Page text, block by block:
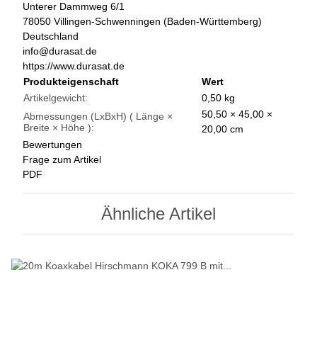
Unterer Dammweg 6/1
78050 Villingen-Schwenningen (Baden-Württemberg)
Deutschland
info@durasat.de
https://www.durasat.de
Produkteigenschaft
Wert
Artikelgewicht:
0,50 kg
Abmessungen (LxBxH) ( Länge ×
Breite × Höhe ):
50,50 × 45,00 ×
20,00 cm
Bewertungen
Frage zum Artikel
PDF
Ähnliche Artikel